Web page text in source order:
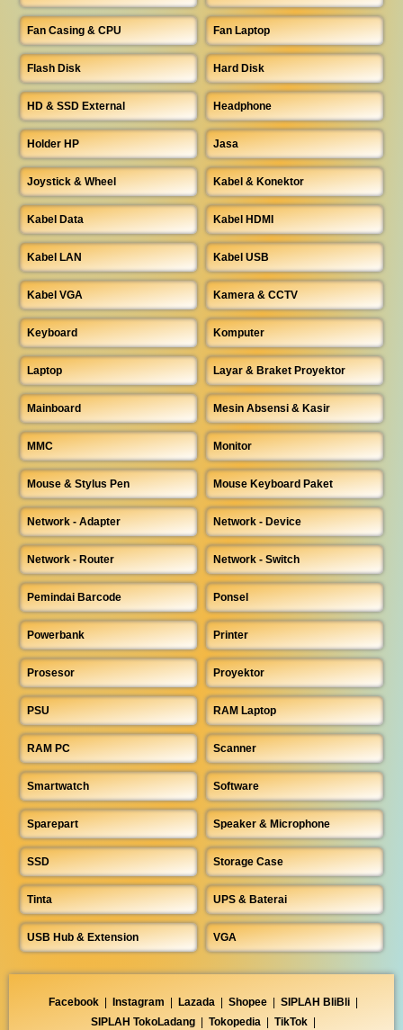
Fan Casing & CPU Fan Laptop
Flash Disk Hard Disk
HD & SSD External Headphone
Holder HP Jasa
Joystick & Wheel Kabel & Konektor
Kabel Data Kabel HDMI
Kabel LAN Kabel USB
Kabel VGA Kamera & CCTV
Keyboard Komputer
Laptop Layar & Braket Proyektor
Mainboard Mesin Absensi & Kasir
MMC Monitor
Mouse & Stylus Pen Mouse Keyboard Paket
Network - Adapter Network - Device
Network - Router Network - Switch
Pemindai Barcode Ponsel
Powerbank Printer
Prosesor Proyektor
PSU RAM Laptop
RAM PC Scanner
Smartwatch Software
Sparepart Speaker & Microphone
SSD Storage Case
Tinta UPS & Baterai
USB Hub & Extension VGA
Facebook | Instagram | Lazada | Shopee | SIPLAH BliBli |
SIPLAH TokoLadang | Tokopedia | TikTok |